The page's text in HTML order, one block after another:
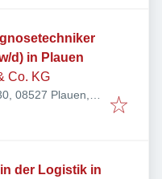
d) in Plauen
Co. KG
08527 Plauen,
der Logistik in